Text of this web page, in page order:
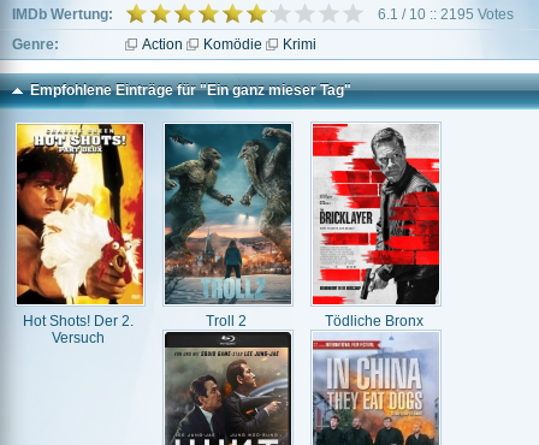
IMDb Wertung:
6.1 / 10 :: 2195 Votes
Genre:
Action Komödie Krimi
Empfohlene Einträge für "Ein ganz mieser Tag"
Hot Shots! Der 2.
Versuch
Troll 2 Tödliche Bronx